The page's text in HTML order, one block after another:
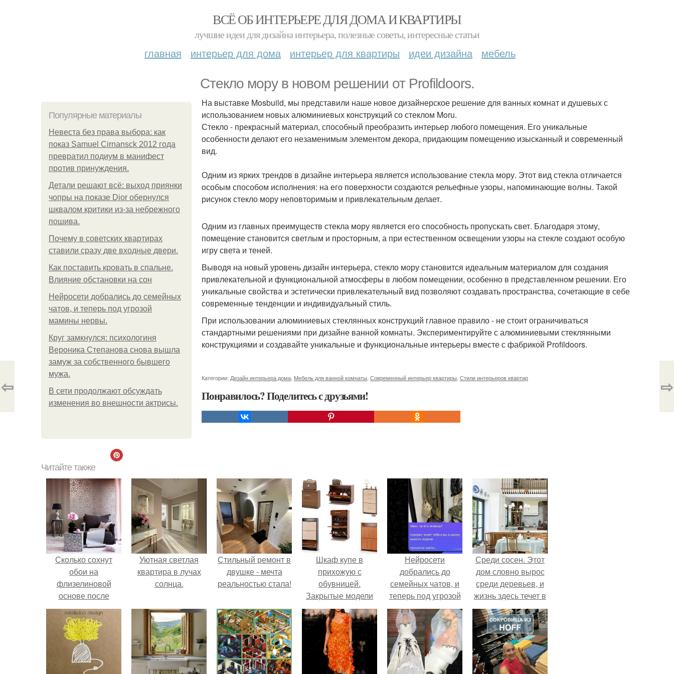
ВСЁ ОБ ИНТЕРЬЕРЕ ДЛЯ ДОМА И КВАРТИРЫ
лучшие идеи для дизайна интерьера, полезные советы, интересные статьи
главная интерьер для дома интерьер для квартиры идеи дизайна мебель
Стекло мору в новом решении от Profildoors.
Популярные материалы
Невеста без права выбора: как
показ Samuel Cirnansck 2012 года
превратил подиум в манифест
против принуждения.
Детали решают всё: выход приянки
чопры на показе Dior обернулся
шквалом критики из-за небрежного
пошива.
Почему в советских квартирах
ставили сразу две входные двери.
Как поставить кровать в спальне.
Влияние обстановки на сон
Нейросети добрались до семейных
чатов, и теперь под угрозой
мамины нервы.
Круг замкнулся: психологиня
Вероника Степанова снова вышла
замуж за собственного бывшего
мужа.
В сети продолжают обсуждать
изменения во внешности актрисы.
На выставке Mosbuild, мы представили наше новое дизайнерское решение для ванных комнат и душевых с
использованием новых алюминиевых конструкций со стеклом Moru.
Стекло - прекрасный материал, способный преобразить интерьер любого помещения. Его уникальные
особенности делают его незаменимым элементом декора, придающим помещению изысканный и современный
вид.
Одним из ярких трендов в дизайне интерьера является использование стекла мору. Этот вид стекла отличается
особым способом исполнения: на его поверхности создаются рельефные узоры, напоминающие волны. Такой
рисунок стекло мору неповторимым и привлекательным делает.
Одним из главных преимуществ стекла мору является его способность пропускать свет. Благодаря этому,
помещение становится светлым и просторным, а при естественном освещении узоры на стекле создают особую
игру света и теней.
Выводя на новый уровень дизайн интерьера, стекло мору становится идеальным материалом для создания
привлекательной и функциональной атмосферы в любом помещении, особенно в представленном решении. Его
уникальные свойства и эстетически привлекательный вид позволяют создавать пространства, сочетающие в себе
современные тенденции и индивидуальный стиль.
При использовании алюминиевых стеклянных конструкций главное правило - не стоит ограничиваться
стандартными решениями при дизайне ванной комнаты. Экспериментируйте с алюминиевыми стеклянными
конструкциями и создавайте уникальные и функциональные интерьеры вместе с фабрикой Profildoors.
Категории: Дизайн интерьера дома Мебель для ванной комнаты Современный интерьер квартиры Стили интерьеров квартир
Понравилось? Поделитесь с друзьями!
⇦ ⇨
Читайте также
Сколько сохнут
обои на
флизелиновой
основе после
поклейки. Когда
высохнет клей?
Уютная светлая
квартира в лучах
солнца.
Стильный ремонт в
двушке - мечта
реальностью стала!
Шкаф купе в
прихожую с
обувницей.
Закрытые модели
Нейросети
добрались до
семейных чатов, и
теперь под угрозой
мамины нервы.
Среди сосен. Этот
дом словно вырос
среди деревьев, и
жизнь здесь течет в
собственном ритме
- спокойно, без
спешки и лишнего
шума.